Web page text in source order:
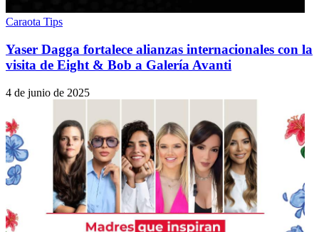
Caraota Tips
Yaser Dagga fortalece alianzas internacionales con la
visita de Eight & Bob a Galería Avanti
4 de junio de 2025